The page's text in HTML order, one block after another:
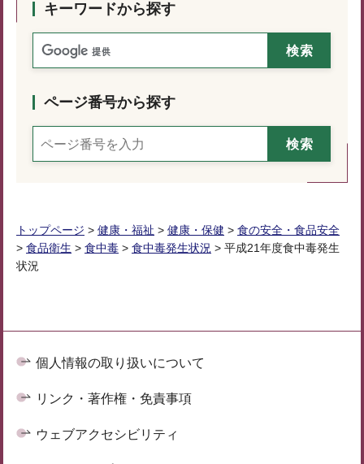
キーワードから探す
ページ番号から探す
トップページ > 健康・福祉 > 健康・保健 > 食の安全・食品安全
> 食品衛生 > 食中毒 > 食中毒発生状況 > 平成21年度食中毒発生
状況
個人情報の取り扱いについて
リンク・著作権・免責事項
ウェブアクセシビリティ